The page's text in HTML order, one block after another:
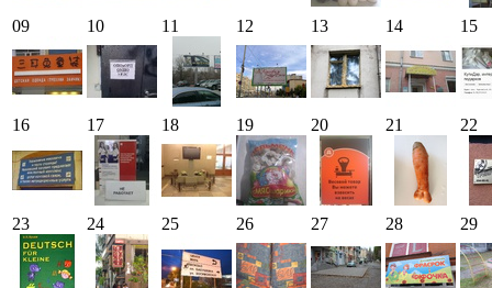
09 10 11 12 13 14 15
16 17 18 19 20 21 22
23 24 25 26 27 28 29